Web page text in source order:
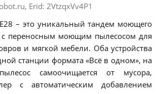
Erid: 2VtzqxVv4P1
– это уникальный тандем моющего
с переносным моющим пылесосом для
и мягкой мебели. Оба устройства
станции формата «Всё в одном», на
самоочищается от мусора,
с автоматическим добавлением